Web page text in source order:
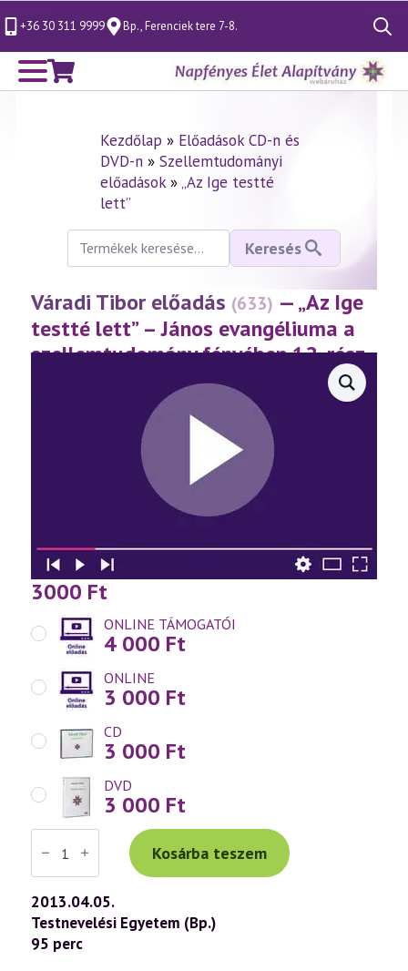
+36 30 311 9999 Bp., Ferenciek tere 7-8.
Search
for:
Kezdőlap » Előadások CD-n és
DVD-n» Szellemtudományi
előadások»„Az Ige testté
lett”
Keresés
következőre:
Keresés
Váradi Tibor előadás (633) — „Az Ige
testté lett” – János evangéliuma a
szellemtudomány fényében 12. rész
3000 Ft
ONLINE TÁMOGATÓI
4 000 Ft
ONLINE
3 000 Ft
CD
3 000 Ft
DVD
3 000 Ft
Váradi
Tibor
előadás
(633)
—
„Az
Ige
testté
lett”
Kosárba teszem
2013.04.05.
Testnevelési Egyetem (Bp.)
95 perc